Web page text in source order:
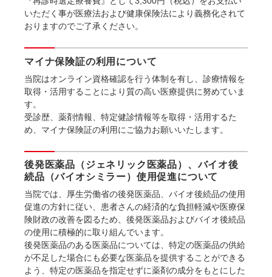
いただく事が医療法および健康保険法により義務化されて
おりますのでご了承ください。
マイナ保険証の利用について
当院はオンライン資格確認を行う体制を有し、診療情報を
取得・活用することにより質の高い医療提供に努めていま
す。
受診歴、薬剤情報、特定健診情報等を取得・活用するた
め、マイナ保険証の利用にご協力お願いいたします。
後発医薬品（ジェネリック医薬品）、バイオ後
続品（バイオシミラー）使用促進について
当院では、厚生労働省の後発医薬品、バイオ後続品の使用
促進の方針に従い、患者さんの経済的な負担軽減や医療保
険財政の改善を図るため、後発医薬品およびバイオ後続品
の使用に積極的に取り組んでいます。
後発医薬品のある医薬品については、特定の医薬品の供給
が不足した場合にも必要な医薬品を提供することができる
よう、特定の医薬品を指定せずに薬剤の成分をもとにした